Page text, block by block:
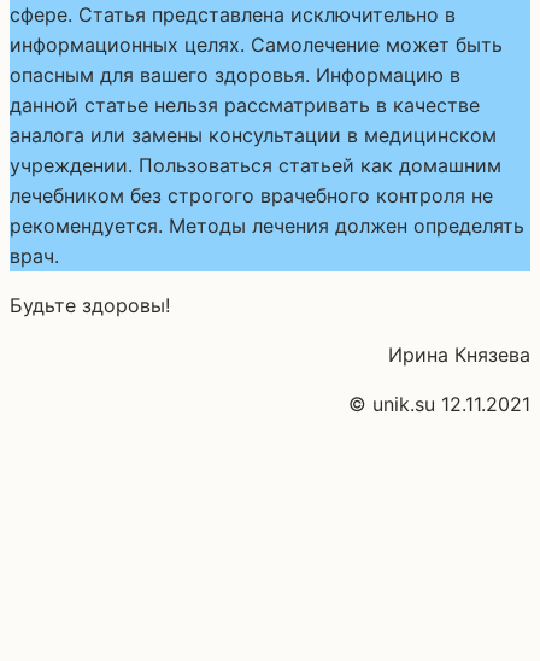
сфере. Статья представлена исключительно в
информационных целях. Самолечение может быть
опасным для вашего здоровья. Информацию в
данной статье нельзя рассматривать в качестве
аналога или замены консультации в медицинском
учреждении. Пользоваться статьей как домашним
лечебником без строгого врачебного контроля не
рекомендуется. Методы лечения должен определять
врач.
Будьте здоровы!
Ирина Князева
© unik.su 12.11.2021